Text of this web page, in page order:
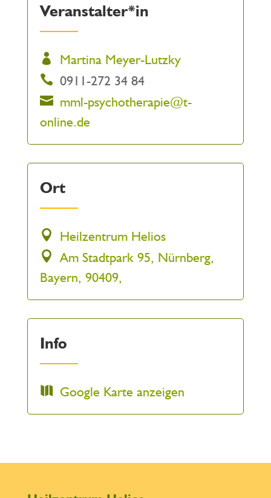
Veranstalter*in
Martina Meyer-Lutzky
0911-272 34 84
mml-psychotherapie@t-
online.de
Ort
Heilzentrum Helios
Am Stadtpark 95, Nürnberg,
Bayern, 90409,
Info
Google Karte anzeigen